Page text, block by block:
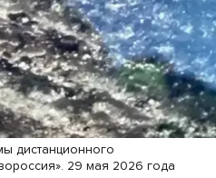
дистанционного
29 мая 2026 года